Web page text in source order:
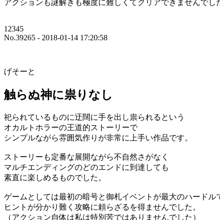
アクションも謎解きも極度に難しくてクリアできませんでし
12345
No.39265 - 2018-01-14 17:20:58
げそーと
触らぬ神に祟りなし
祀られているものに迂闊に手を出し祟られるという
オカルトホラーの王道的ストーリーで
シンプルながら雰囲気作りが非常に上手い作品です。
ストーリーも定番な展開ながら不自然さがなく
マルチエンディングのどのエンドに到達しても
素直に楽しめるものでした。
ゲームとしては最初の暗号と御札イベントが最大のハードル
ヒントが分かり難く攻略に頼らざるを得ませんでした。
（アクション自体は私は特別苦ではありませんでした）